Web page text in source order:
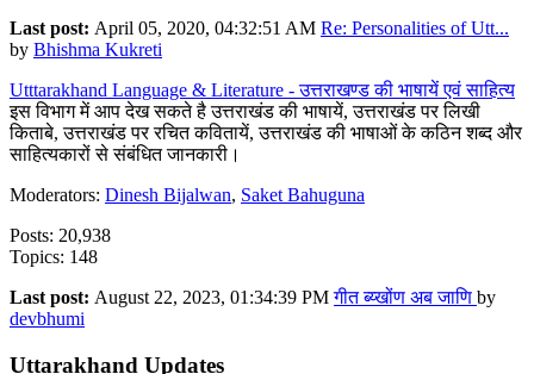
Last post: April 05, 2020, 04:32:51 AM Re: Personalities of Utt...
by Bhishma Kukreti
Utttarakhand Language & Literature - उत्तराखण्ड की भाषायें एवं साहित्य
इस विभाग में आप देख सकते है उत्तराखंड की भाषायें, उत्तराखंड पर लिखी
किताबे, उत्तराखंड पर रचित कवितायें, उत्तराखंड की भाषाओं के कठिन शब्द और
साहित्यकारों से संबंधित जानकारी।
Moderators: Dinesh Bijalwan, Saket Bahuguna
Posts: 20,938
Topics: 148
Last post: August 22, 2023, 01:34:39 PMगीत ब्य्खोंण अब जाणि by
devbhumi
Uttarakhand Updates